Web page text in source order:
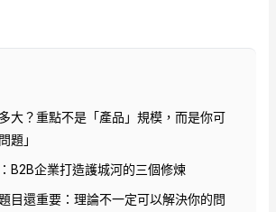
大？重點不是「產品」規模，而是你可
題」
B2B企業打造護城河的三個修煉
目還重要：理論不一定可以解決你的問